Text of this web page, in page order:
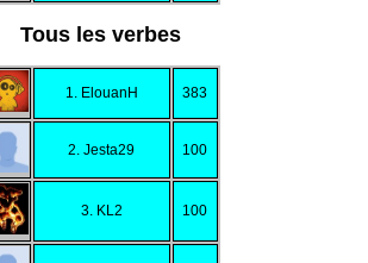
Tous les verbes
1. ElouanH 383
2. Jesta29 100
3. KL2 100